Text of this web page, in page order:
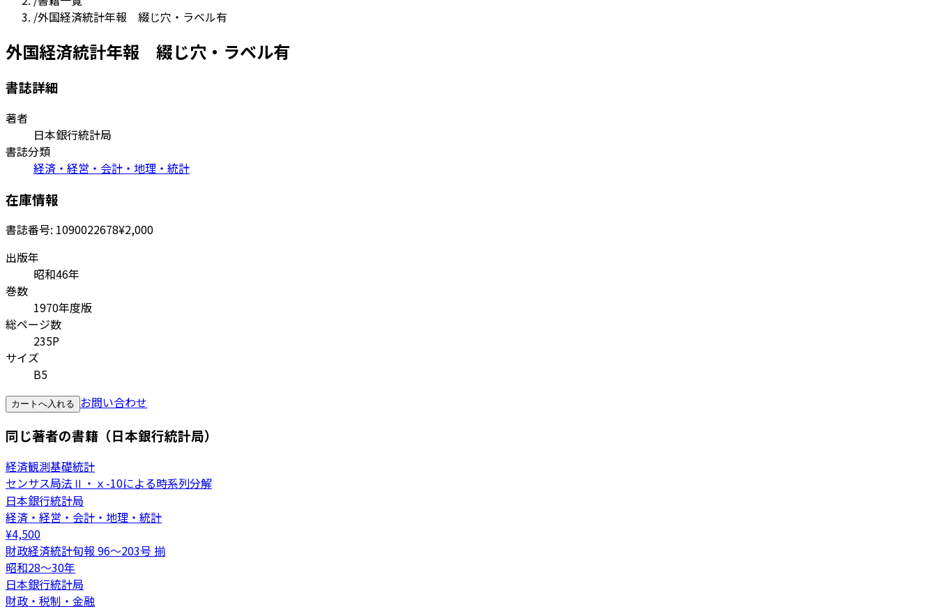
/外国経済統計年報 綴じ穴・ラベル有
外国経済統計年報 綴じ穴・ラベル有
書誌詳細
著者
日本銀行統計局
書誌分類
経済・経営・会計・地理・統計
在庫情報
書誌番号: 1090022678¥2,000
出版年
昭和46年
巻数
1970年度版
総ページ数
235P
サイズ
B5
カートへ入れる お問い合わせ
同じ著者の書籍（日本銀行統計局）
経済観測基礎統計
センサス局法Ⅱ・ｘ-10による時系列分解
日本銀行統計局
経済・経営・会計・地理・統計
¥4,500
財政経済統計旬報 96～203号 揃
昭和28～30年
日本銀行統計局
財政・税制・金融